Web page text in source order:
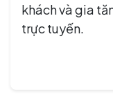
khách và gia
trực tuyến.